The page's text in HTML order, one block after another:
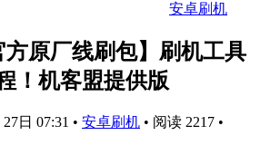
安卓刷机
方原厂线刷包】刷机工具
！机客盟提供版
日 07:31 • 安卓刷机 • 阅读 2217 •